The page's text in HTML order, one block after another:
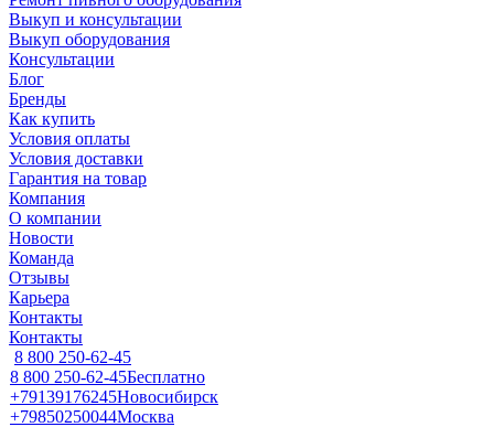
Выкуп и консультации
Выкуп оборудования
Консультации
Блог
Бренды
Как купить
Условия оплаты
Условия доставки
Гарантия на товар
Компания
О компании
Новости
Команда
Отзывы
Карьера
Контакты
Контакты
8 800 250-62-45
8 800 250-62-45Бесплатно
+79139176245Новосибирск
+79850250044Москва